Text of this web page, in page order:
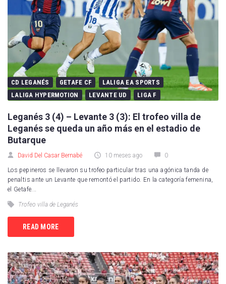
CD LEGANÉS GETAFE CF
LALIGA EA SPORTS
LALIGA HYPERMOTION
LEVANTE UD LIGA F
Leganés 3 (4) – Levante 3 (3): El trofeo villa de
Leganés se queda un año más en el estadio de
Butarque
David Del Casar Bernabé 10 meses ago 0
Los pepineros se llevaron su trofeo particular tras una agónica tanda de
penaltis ante un Levante que remontó el partido. En la categoría femenina,
el Getafe...
Trofeo villa de Leganés
READ MORE